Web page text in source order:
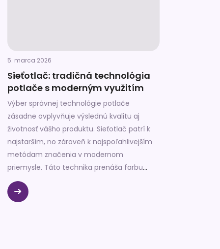
5. marca 2026
Sieťotlač: tradičná technológia
potlače s moderným využitím
Výber správnej technológie potlače
zásadne ovplyvňuje výslednú kvalitu aj
životnosť vášho produktu. Sieťotlač patrí k
najstarším, no zároveň k najspoľahlivejším
metódam značenia v modernom
priemysle. Táto technika prenáša farbu
priamo na povrch materiálu cez jemnú
tkaninu. Vytvára tak mimoriadne odolnú
vrstvu, ktorá si zachováva svoje vlastnosti aj